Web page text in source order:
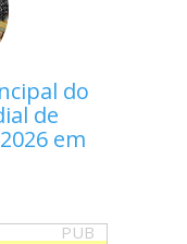
do
de
em
PUB